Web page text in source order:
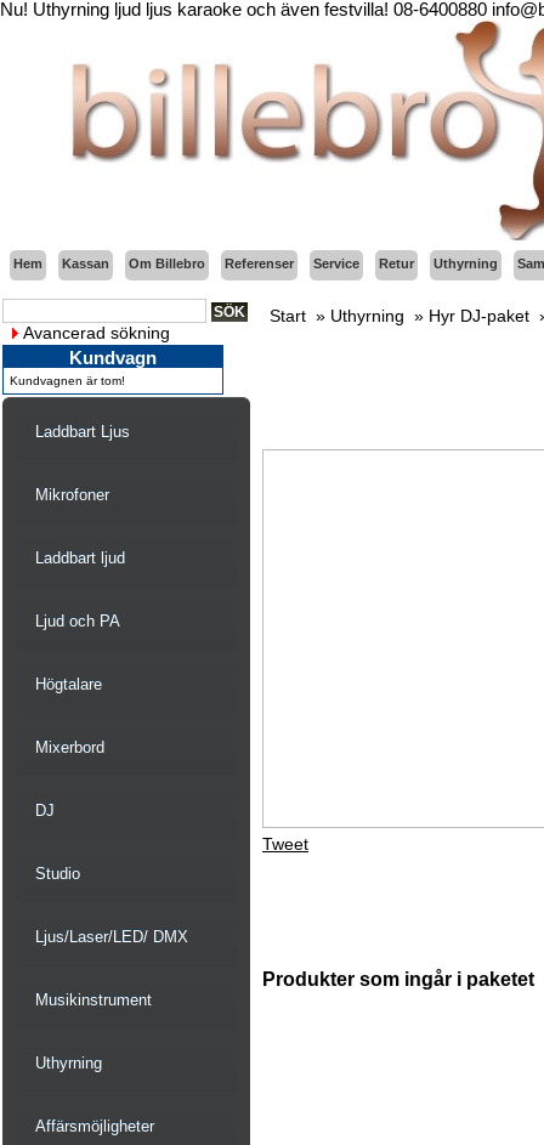
Nu! Uthyrning ljud ljus karaoke och även festvilla! 08-6400880
Hem Kassan Om Billebro Referenser Service Retur Uthyrning
Avancerad sökning
Kundvagn
Kundvagnen är tom!
Laddbart Ljus
Mikrofoner
Laddbart ljud
Ljud och PA
Högtalare
Mixerbord
DJ
Studio
Ljus/Laser/LED/ DMX
Musikinstrument
Uthyrning
Affärsmöjligheter
Start » Uthyrning » Hyr DJ-paket
Tweet
Produkter som ingår i paketet